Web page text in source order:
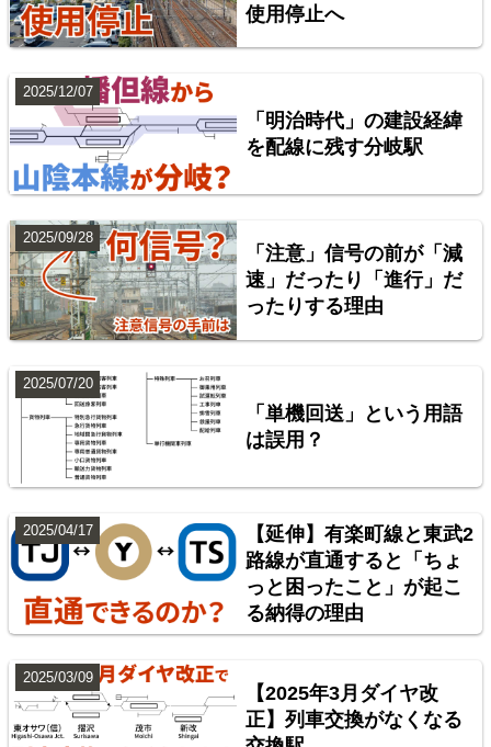
配線略図で辿る首都圏の回送列車2 特急型車両編
楽天市場 書泉 BOOTH
神奈川臨海鉄道配線略図 増補版
楽天市場 書泉 BOOTH
使用停止へ
「明治時代」の建設経緯
を配線に残す分岐駅
2025/12/07
「注意」信号の前が「減
速」だったり「進行」だ
ったりする理由
2025/09/28
「単機回送」という用語
は誤用？
2025/07/20
【延伸】有楽町線と東武2
路線が直通すると「ちょ
っと困ったこと」が起こ
る納得の理由
2025/04/17
【2025年3月ダイヤ改
正】列車交換がなくなる
2025/03/09